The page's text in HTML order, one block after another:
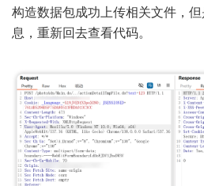
构造数据包成功上传相关文件，
息，重新回去查看代码。